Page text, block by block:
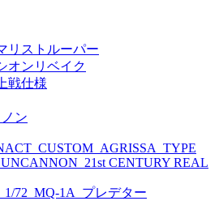
リストルーパー
オンリベイク
戦仕様
ン
CENTURY REAL
72_MQ-1A_プレデター